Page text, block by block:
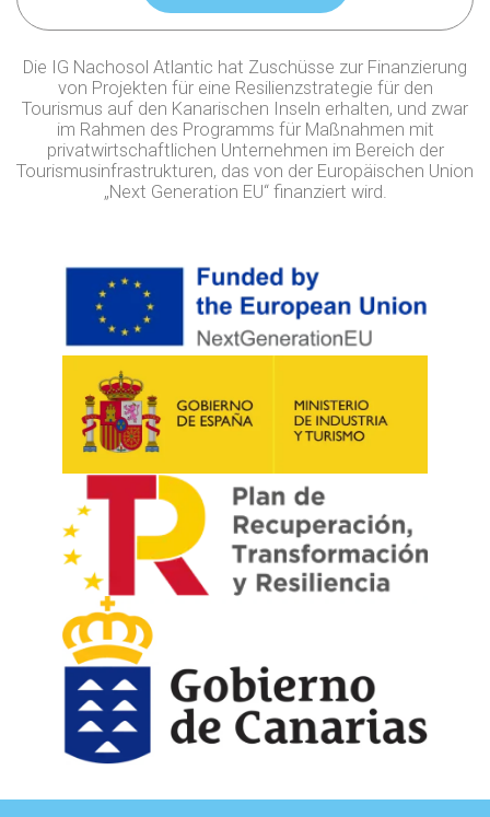
Die IG Nachosol Atlantic hat Zuschüsse zur Finanzierung
von Projekten für eine Resilienzstrategie für den
Tourismus auf den Kanarischen Inseln erhalten, und zwar
im Rahmen des Programms für Maßnahmen mit
privatwirtschaftlichen Unternehmen im Bereich der
Tourismusinfrastrukturen, das von der Europäischen Union
„Next Generation EU“ finanziert wird.